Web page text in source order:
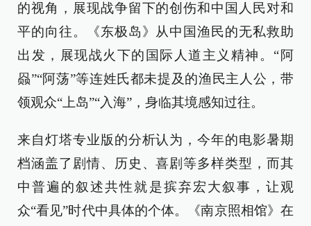
的视角，展现战争留下的创伤和中国人民对和
平的向往。《东极岛》从中国渔民的无私救助
出发，展现战火下的国际人道主义精神。“阿
赑”“阿荡”等连姓氏都未提及的渔民主人公，带
领观众“上岛”“入海”，身临其境感知过往。
来自灯塔专业版的分析认为，今年的电影暑期
档涵盖了剧情、历史、喜剧等多样类型，而其
中普遍的叙述共性就是摈弃宏大叙事，让观
众“看见”时代中具体的个体。《南京照相馆》在